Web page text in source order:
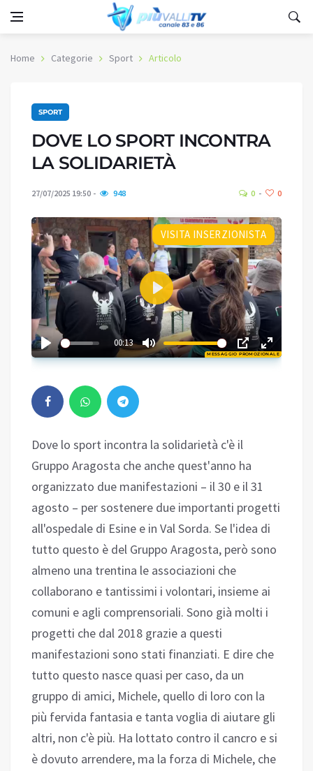
Home Categorie Sport Articolo
SPORT
DOVE LO SPORT INCONTRA
LA SOLIDARIETÀ
27/07/2025 19:50 948 0 0
MESSAGGIO PROMOZIONALE
VISITA INSERZIONISTA
00:13
Play
02:54
Dove lo sport incontra la solidarietà c'è il
Gruppo Aragosta che anche quest'anno ha
organizzato due manifestazioni – il 30 e il 31
agosto – per sostenere due importanti progetti
all'ospedale di Esine e in Val Sorda. Se l'idea di
tutto questo è del Gruppo Aragosta, però sono
almeno una trentina le associazioni che
collaborano e tantissimi i volontari, insieme ai
comuni e agli comprensoriali. Sono già molti i
progetti che dal 2018 grazie a questi
manifestazioni sono stati finanziati. E dire che
tutto questo nasce quasi per caso, da un
gruppo di amici, Michele, quello di loro con la
più fervida fantasia e tanta voglia di aiutare gli
altri, non c'è più. Ha lottato contro il cancro e si
è dovuto arrendere, ma la forza di Michele, che